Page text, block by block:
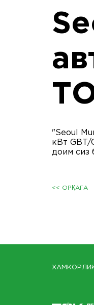
"Seoul
кВт GBT/
доим сиз
<< ОРҚАГА